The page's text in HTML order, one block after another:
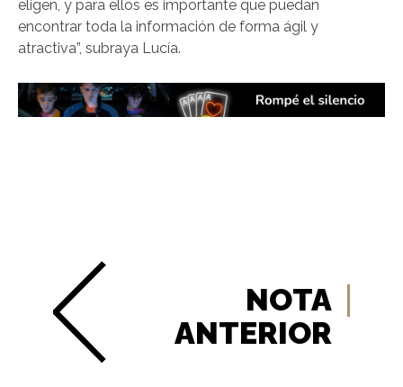
eligen, y para ellos es importante que puedan
encontrar toda la información de forma ágil y
atractiva”, subraya Lucía.
NOTA
ANTERIOR